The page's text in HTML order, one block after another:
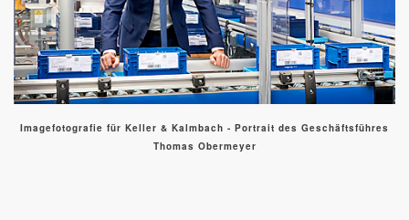
Imagefotografie für Keller & Kalmbach - Portrait des Geschäftsführes
Thomas Obermeyer